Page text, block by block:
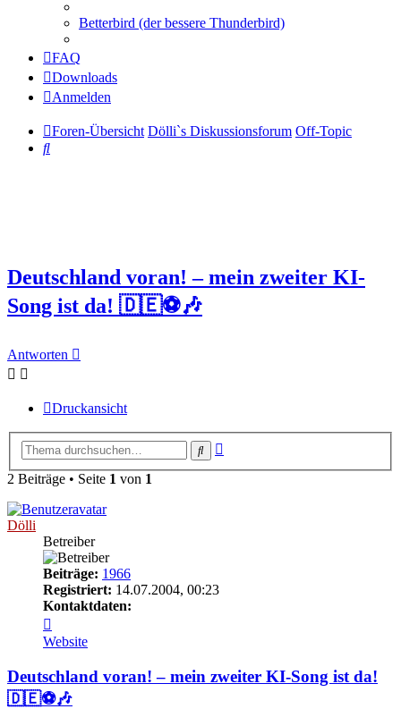
Betterbird (der bessere Thunderbird)
FAQ
Downloads
Anmelden
Foren-Übersicht Dölli`s Diskussionsforum Off-Topic
Suche
Deutschland voran! – mein zweiter KI-
Song ist da! 🇩🇪⚽🎶
Antworten
Druckansicht
Suche
2 Beiträge • Seite 1 von 1
Dölli
Betreiber
Beiträge: 1966
Registriert: 14.07.2004, 00:23
Kontaktdaten:
von
Dölli
Website
Deutschland voran! – mein zweiter KI-Song ist da!
🇩🇪⚽🎶